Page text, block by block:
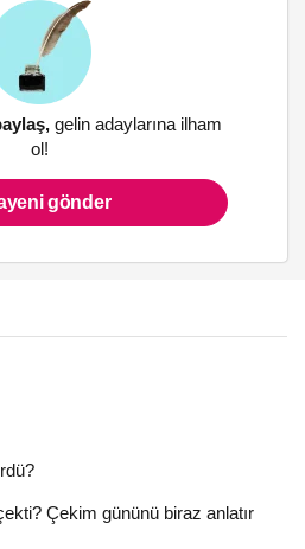
gelin adaylarına ilham
ol!
gönder
Çekim gününü biraz anlatır